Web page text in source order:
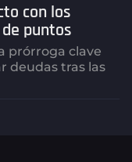
con los
puntos
prórroga clave
deudas tras las